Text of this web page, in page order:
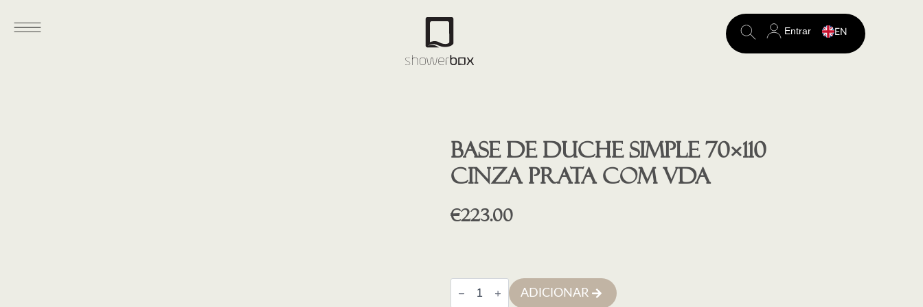
Search
Entrar EN
Base de duche SIMPLE 70×110
CINZA PRATA COM VDA
€223.00
Quantidade
de
Base
ADICIONAR